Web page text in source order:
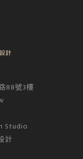
88號3樓
Studio
計